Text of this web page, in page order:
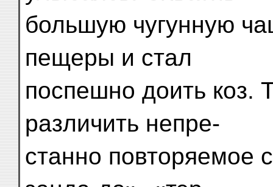
большую чугунную
пещеры и стал
поспешно доить коз.
различить непре-
станно повторяемое